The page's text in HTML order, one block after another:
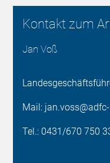
Kontakt zum
Jan Voß
Mail:
Tel.: 0431/670 750